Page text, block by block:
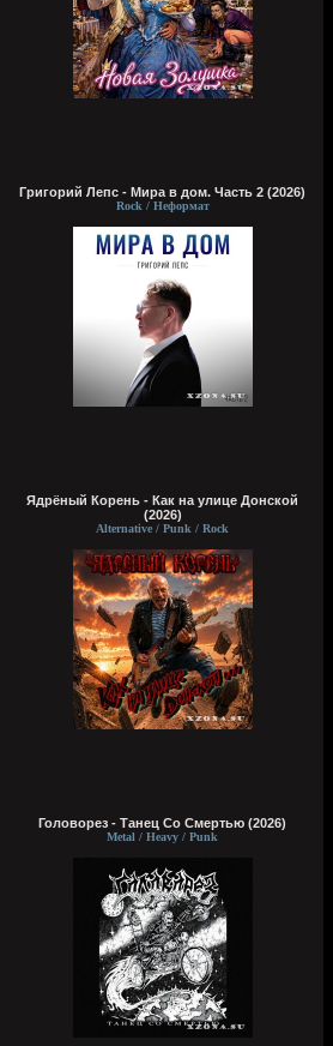
Григорий Лепс - Мира в дом. Часть 2 (2026)
Rock / Неформат
Ядрёный Корень - Как на улице Донской
(2026)
Alternative / Punk / Rock
Головорез - Tанец Со Смертью (2026)
Metal / Heavy / Punk